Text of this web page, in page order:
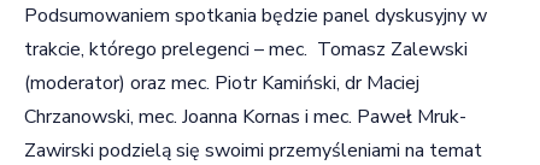
Podsumowaniem spotkania będzie panel dyskusyjny w
trakcie, którego prelegenci – mec. Tomasz Zalewski
(moderator) oraz mec. Piotr Kamiński, dr Maciej
Chrzanowski, mec. Joanna Kornas i mec. Paweł Mruk-
Zawirski podzielą się swoimi przemyśleniami na temat